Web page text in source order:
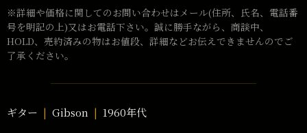
※詳細や価格に関してのお問い合わせはメール(住所、氏名、電話番
号を明記の上)又はお電話下さい。誠に勝手ながら、商談中、
HOLD、売約済みの物はお値段、詳細などお伝えできませんのでご
了承ください。
ギター Gibson 1960年代